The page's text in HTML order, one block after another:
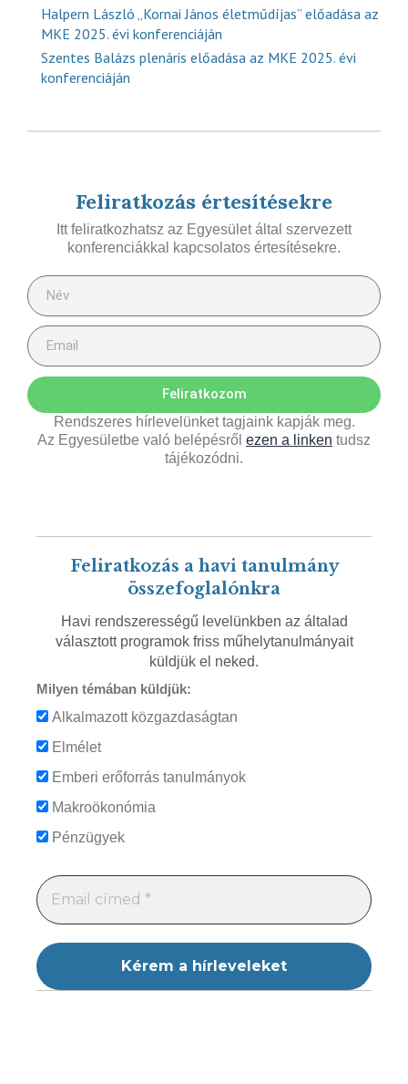
Halpern László „Kornai János életműdíjas” előadása az
MKE 2025. évi konferenciáján
Szentes Balázs plenáris előadása az MKE 2025. évi
konferenciáján
Feliratkozás értesítésekre
Itt feliratkozhatsz az Egyesület által szervezett
konferenciákkal kapcsolatos értesítésekre.
Feliratkozom
Rendszeres hírlevelünket tagjaink kapják meg.
Az Egyesületbe való belépésről ezen a linken tudsz
tájékozódni.
Feliratkozás a havi tanulmány
összefoglalónkra
Havi rendszerességű levelünkben az általad
választott programok friss műhelytanulmányait
küldjük el neked.
Milyen témában küldjük:
Alkalmazott közgazdaságtan
Elmélet
Emberi erőforrás tanulmányok
Makroökonómia
Pénzügyek